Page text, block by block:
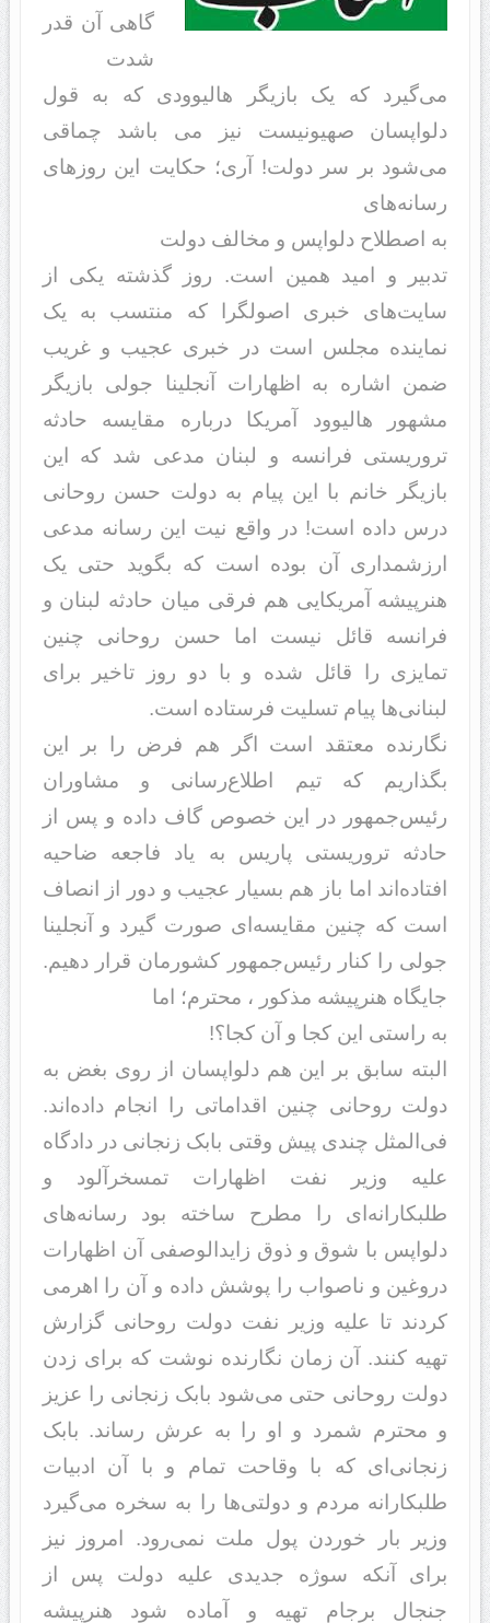
گاهی آن قدر
شدت
می‌گیرد که یک بازیگر هالیوودی که به قول
دلواپسان صهیونیست نیز می باشد چماقی
می‌شود بر سر دولت! آری؛ حکایت این روزهای
رسانه‌های
به اصطلاح دلواپس و مخالف دولت
تدبیر و امید همین است. روز گذشته یکی از
سایت‌های خبری اصولگرا که منتسب به یک
نماینده مجلس است در خبری عجیب و غریب
ضمن اشاره به اظهارات آنجلینا جولی بازیگر
مشهور هالیوود آمریکا درباره مقایسه حادثه
تروریستی فرانسه و لبنان مدعی شد که این
بازیگر خانم با این پیام به دولت حسن روحانی
درس داده است! در واقع نیت این رسانه مدعی
ارزشمداری آن بوده است که بگوید حتی یک
هنرپیشه آمریکایی هم فرقی میان حادثه لبنان و
فرانسه قائل نیست اما حسن روحانی چنین
تمایزی را قائل شده و با دو روز تاخیر برای
لبنانی‌ها پیام تسلیت فرستاده است.
نگارنده معتقد است اگر هم فرض را بر این
بگذاریم که تیم اطلاع‌رسانی و مشاوران
رئیس‌جمهور در این خصوص گاف داده‌ و پس از
حادثه تروریستی پاریس به یاد فاجعه ضاحیه
افتاده‌اند اما باز هم بسیار عجیب و دور از انصاف
است که چنین مقایسه‌ای صورت گیرد و آنجلینا
جولی را کنار رئیس‌جمهور کشورمان قرار دهیم.
جایگاه هنرپیشه مذکور ، محترم؛ اما
به راستی این کجا و آن کجا؟!
البته سابق بر این هم دلواپسان از روی بغض به
دولت روحانی چنین اقداماتی را انجام داده‌اند.
فی‌المثل چندی پیش وقتی بابک زنجانی در دادگاه
علیه وزیر نفت اظهارات تمسخرآلود و
طلبکارانه‌ای را مطرح ساخته بود رسانه‌های
دلواپس با شوق و ذوق زایدالوصفی آن اظهارات
دروغین و ناصواب را پوشش داده و آن را اهرمی
کردند تا علیه وزیر نفت دولت روحانی گزارش
تهیه کنند. آن زمان نگارنده نوشت که برای زدن
دولت روحانی حتی می‌شود بابک زنجانی را عزیز
و محترم شمرد و او را به عرش رساند. بابک
زنجانی‌ای که با وقاحت تمام و با آن ادبیات
طلبکارانه مردم و دولتی‌ها را به سخره می‌گیرد
وزیر بار خوردن پول ملت نمی‌رود. امروز نیز
برای آنکه سوژه جدیدی علیه دولت پس از
جنجال برجام تهیه و آماده شود هنرپیشه